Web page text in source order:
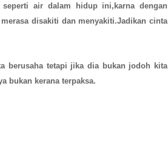
air dalam hidup ini,karna dengan
disakiti dan menyakiti.Jadikan cinta
berusaha tetapi jika dia bukan jodoh kita
bukan kerana terpaksa.